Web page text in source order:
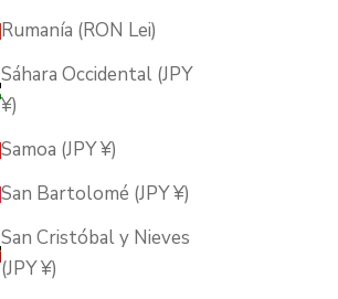
Rumanía (RON Lei)
Sáhara Occidental (JPY
¥)
Samoa (JPY ¥)
San Bartolomé (JPY ¥)
San Cristóbal y Nieves
(JPY ¥)